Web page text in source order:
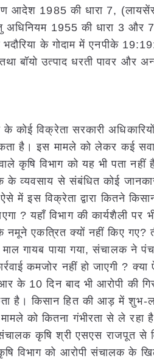
आदेश 1985 की धारा 7,
1955 की धारा 3 और
के गोदाम में एनपीके
बॉयो उत्पाद धरती पावर और
विक्रेता सरकारी अधिकारियों
है। इस मामले को लेकर कई
कृषि विभाग को यह भी पता
व्यवसाय से संबंधित कोई
इस विक्रेता द्वारा कितने
? यहाँ विभाग की कार्यशैली
नमूने एकत्रित क्यों नहीं किए गए?
माल गायब पाया गया, संचालक ने
कमजोर नहीं हो जाएगी ?
के 10 दिन बाद भी आरोपी की
है। किसान हित की आड़ में शुभ-
को कितना गंभीरता से ले
कृषि श्री एसएस राजपूत से
विभाग को आरोपी संचालक के